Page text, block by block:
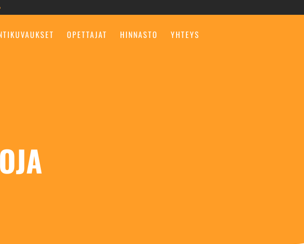
OPETTAJAT HINNASTO YHTEYS